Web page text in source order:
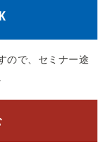
ので、セミナー途